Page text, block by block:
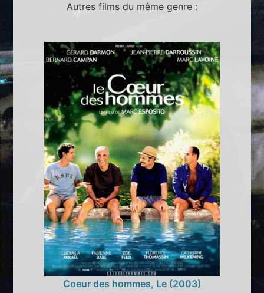
Autres films du même genre :
Coeur des hommes, Le (2003)